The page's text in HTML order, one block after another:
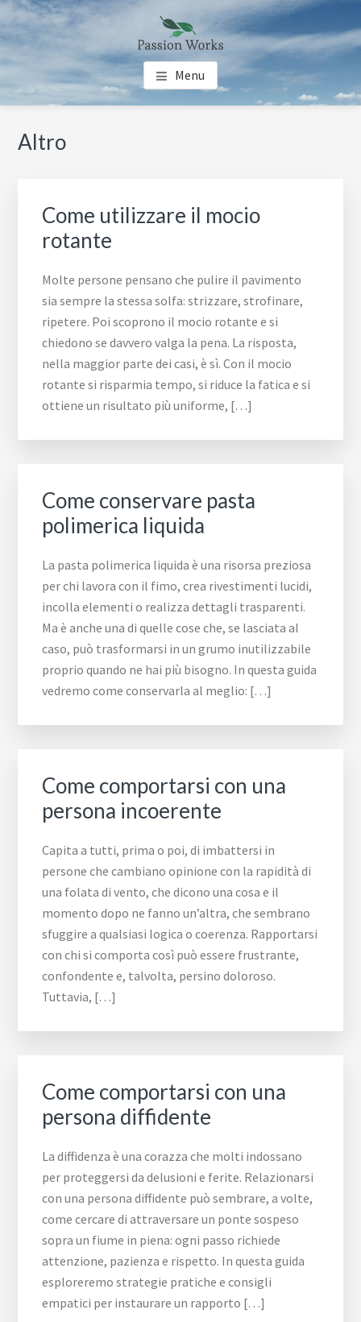
Skip
to
main
Skip
to
primary
Skip
to
footer PASSION WORKS
Guide per le tue Passioni
Menu
Altro
Come utilizzare il mocio
rotante
Molte persone pensano che pulire il pavimento
sia sempre la stessa solfa: strizzare, strofinare,
ripetere. Poi scoprono il mocio rotante e si
chiedono se davvero valga la pena. La risposta,
nella maggior parte dei casi, è sì. Con il mocio
rotante si risparmia tempo, si riduce la fatica e si
ottiene un risultato più uniforme, […]
Come conservare pasta
polimerica liquida
La pasta polimerica liquida è una risorsa preziosa
per chi lavora con il fimo, crea rivestimenti lucidi,
incolla elementi o realizza dettagli trasparenti.
Ma è anche una di quelle cose che, se lasciata al
caso, può trasformarsi in un grumo inutilizzabile
proprio quando ne hai più bisogno. In questa guida
vedremo come conservarla al meglio: […]
Come comportarsi con una
persona incoerente​​
Capita a tutti, prima o poi, di imbattersi in
persone che cambiano opinione con la rapidità di
una folata di vento, che dicono una cosa e il
momento dopo ne fanno un’altra, che sembrano
sfuggire a qualsiasi logica o coerenza. Rapportarsi
con chi si comporta così può essere frustrante,
confondente e, talvolta, persino doloroso.
Tuttavia, […]
Come comportarsi con una
persona diffidente​​
La diffidenza è una corazza che molti indossano
per proteggersi da delusioni e ferite. Relazionarsi
con una persona diffidente può sembrare, a volte,
come cercare di attraversare un ponte sospeso
sopra un fiume in piena: ogni passo richiede
attenzione, pazienza e rispetto. In questa guida
esploreremo strategie pratiche e consigli
empatici per instaurare un rapporto […]
Primary